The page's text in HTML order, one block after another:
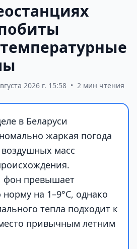
2026 г. 15:58 • 2 мин чтения
в Беларуси
жаркая погода
масс
фон превышает
на 1–9°С, однако
тепла подходит к
привычным летним